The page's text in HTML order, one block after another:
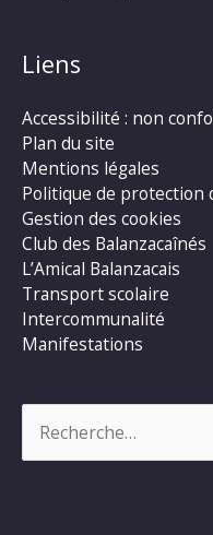
Liens
Accessibilité : non
Plan du site
Mentions légales
Politique de protection
Gestion des cookies
Club des Balanzacaînés
L’Amical Balanzacais
Transport scolaire
Intercommunalité
Manifestations